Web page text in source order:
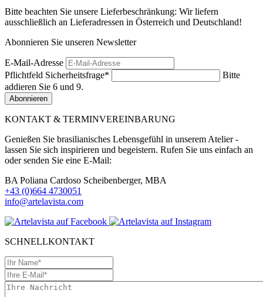
Bitte beachten Sie unsere Lieferbeschränkung: Wir liefern
ausschließlich an Lieferadressen in Österreich und Deutschland!
Abonnieren Sie unseren Newsletter
E-Mail-Adresse
Pflichtfeld Sicherheitsfrage*
Bitte
addieren Sie 6 und 9.
Abonnieren
KONTAKT & TERMINVEREINBARUNG
Genießen Sie brasilianisches Lebensgefühl in unserem Atelier -
lassen Sie sich inspirieren und begeistern. Rufen Sie uns einfach an
oder senden Sie eine E-Mail:
BA Poliana Cardoso Scheibenberger, MBA
+43 (0)664 4730051
info@artelavista.com
SCHNELLKONTAKT